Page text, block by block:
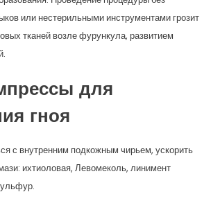
или нестерильными инструментами грозит
тканей возле фурункула, развитием
для
гноя
с внутренним подкожным чирьем, ускорить
ихтиоловая, Левомеколь, линимент